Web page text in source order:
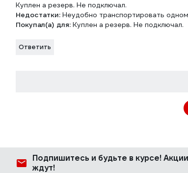
Куплен а резерв. Не подключал.
Недостатки: Неудобно транспортировать
Покупал(а) для: Куплен а резерв. Не подключал.
Ответить
Подпишитесь и будьте в курсе!
ждут!